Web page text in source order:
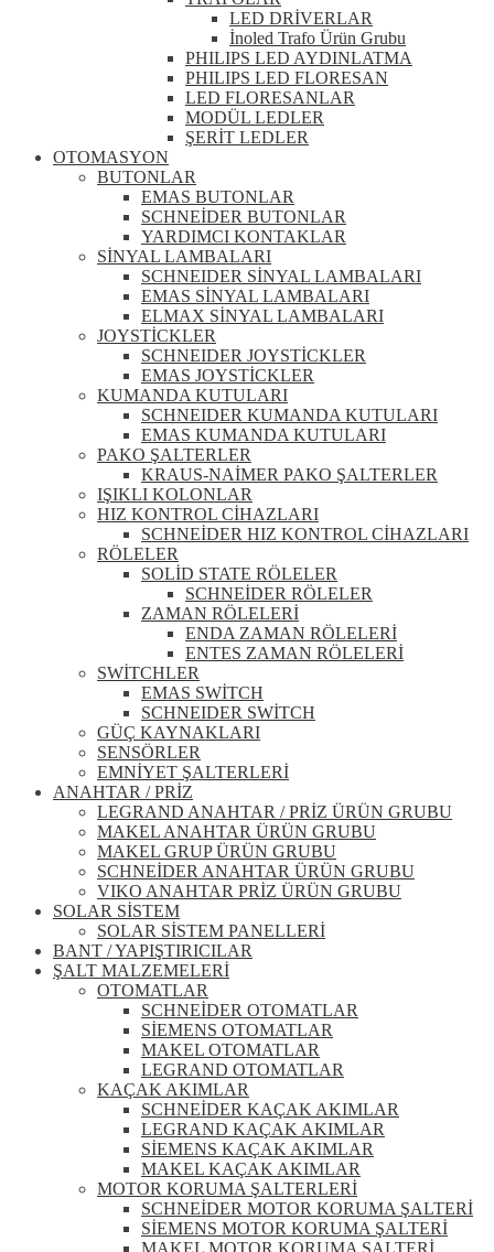
LED DRİVERLAR
İnoled Trafo Ürün Grubu
PHILIPS LED AYDINLATMA
PHILIPS LED FLORESAN
LED FLORESANLAR
MODÜL LEDLER
ŞERİT LEDLER
OTOMASYON
BUTONLAR
EMAS BUTONLAR
SCHNEİDER BUTONLAR
YARDIMCI KONTAKLAR
SİNYAL LAMBALARI
SCHNEIDER SİNYAL LAMBALARI
EMAS SİNYAL LAMBALARI
ELMAX SİNYAL LAMBALARI
JOYSTİCKLER
SCHNEIDER JOYSTİCKLER
EMAS JOYSTİCKLER
KUMANDA KUTULARI
SCHNEIDER KUMANDA KUTULARI
EMAS KUMANDA KUTULARI
PAKO ŞALTERLER
KRAUS-NAİMER PAKO ŞALTERLER
IŞIKLI KOLONLAR
HIZ KONTROL CİHAZLARI
SCHNEİDER HIZ KONTROL CİHAZLARI
RÖLELER
SOLİD STATE RÖLELER
SCHNEİDER RÖLELER
ZAMAN RÖLELERİ
ENDA ZAMAN RÖLELERİ
ENTES ZAMAN RÖLELERİ
SWİTCHLER
EMAS SWİTCH
SCHNEIDER SWİTCH
GÜÇ KAYNAKLARI
SENSÖRLER
EMNİYET ŞALTERLERİ
ANAHTAR / PRİZ
LEGRAND ANAHTAR / PRİZ ÜRÜN GRUBU
MAKEL ANAHTAR ÜRÜN GRUBU
MAKEL GRUP ÜRÜN GRUBU
SCHNEİDER ANAHTAR ÜRÜN GRUBU
VIKO ANAHTAR PRİZ ÜRÜN GRUBU
SOLAR SİSTEM
SOLAR SİSTEM PANELLERİ
BANT / YAPIŞTIRICILAR
ŞALT MALZEMELERİ
OTOMATLAR
SCHNEİDER OTOMATLAR
SİEMENS OTOMATLAR
MAKEL OTOMATLAR
LEGRAND OTOMATLAR
KAÇAK AKIMLAR
SCHNEİDER KAÇAK AKIMLAR
LEGRAND KAÇAK AKIMLAR
SİEMENS KAÇAK AKIMLAR
MAKEL KAÇAK AKIMLAR
MOTOR KORUMA ŞALTERLERİ
SCHNEİDER MOTOR KORUMA ŞALTERİ
SİEMENS MOTOR KORUMA ŞALTERİ
MAKEL MOTOR KORUMA ŞALTERİ